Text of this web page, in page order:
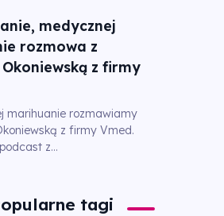
medycznej
rozmowa z
z firmy
marihuanie rozmawiamy
z firmy Vmed.
z...
tagi